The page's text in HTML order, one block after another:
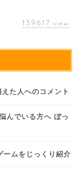
139617 view
た人へのコメント
んでいる方へ ぼっ
ムをじっくり紹介